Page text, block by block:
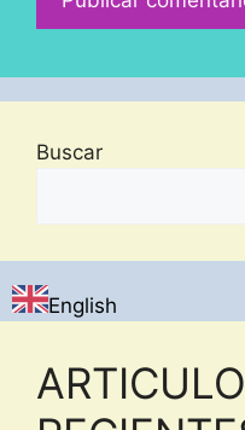
Buscar
English